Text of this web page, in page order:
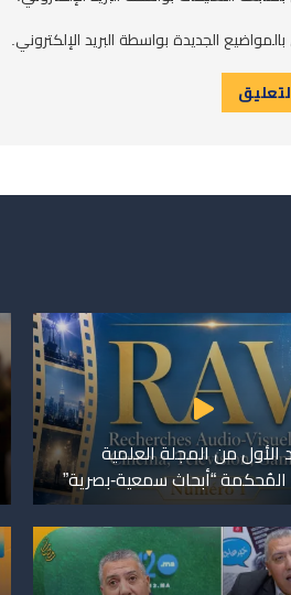
الجديدة بواسطة البريد الإلكتروني.
الأول من المجلة العلمية
المُحكمة “أبحاث سمعية-بصرية”